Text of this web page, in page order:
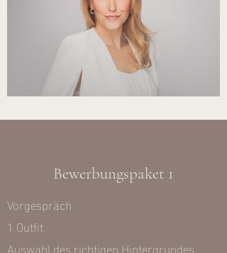
Bewerbungspaket 1
Vorgespräch
1 Outfit
Auswahl des richtigen Hintergrundes